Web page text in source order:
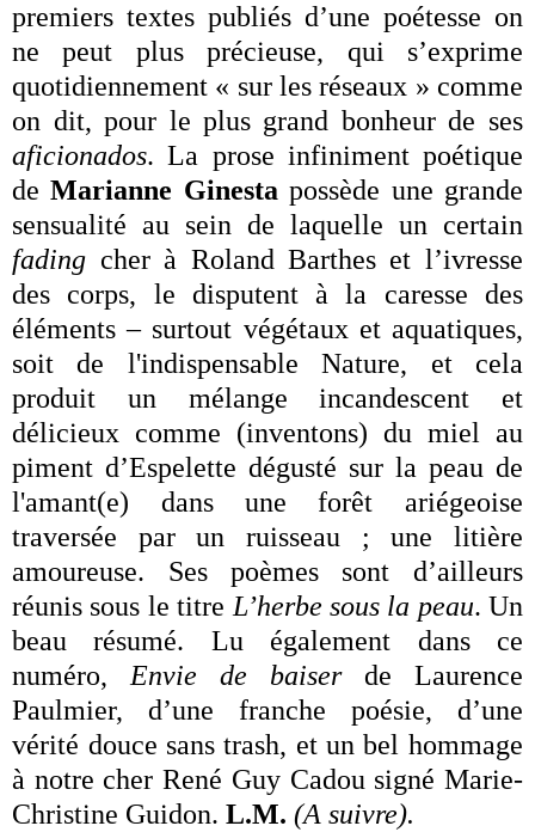
premiers textes publiés d’une poétesse on
ne peut plus précieuse, qui s’exprime
quotidiennement « sur les réseaux » comme
on dit, pour le plus grand bonheur de ses
aficionados. La prose infiniment poétique
deMarianne Ginestapossède une grande
sensualité au sein de laquelle un certain
fading cher à Roland Barthes et l’ivresse
des corps, le disputent à la caresse des
éléments – surtout végétaux et aquatiques,
soit de l'indispensable Nature, et cela
produit un mélange incandescent et
délicieux comme (inventons) du miel au
piment d’Espelette dégusté sur la peau de
l'amant(e) dans une forêt ariégeoise
traversée par un ruisseau ; une litière
amoureuse. Ses poèmes sont d’ailleurs
réunis sous le titreL’herbe sous la peau. Un
beau résumé. Lu également dans ce
numéro,Envie de baiserde Laurence
Paulmier, d’une franche poésie, d’une
vérité douce sans trash, et un bel hommage
à notre cher René Guy Cadou signé Marie-
Christine Guidon.L.M. (A suivre).